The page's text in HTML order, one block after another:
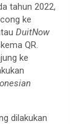
tahun 2022,
ke
DuitNow
QR.
ke
dilakukan